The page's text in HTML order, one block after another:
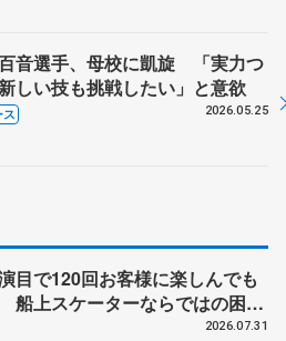
音選手、母校に凱旋 「実力つ
しい技も挑戦したい」と意欲
2026.05.25
目で120回お客様に楽しんでも
船上スケーターならではの困難
響あったPIW前キャプテン松
2026.07.31